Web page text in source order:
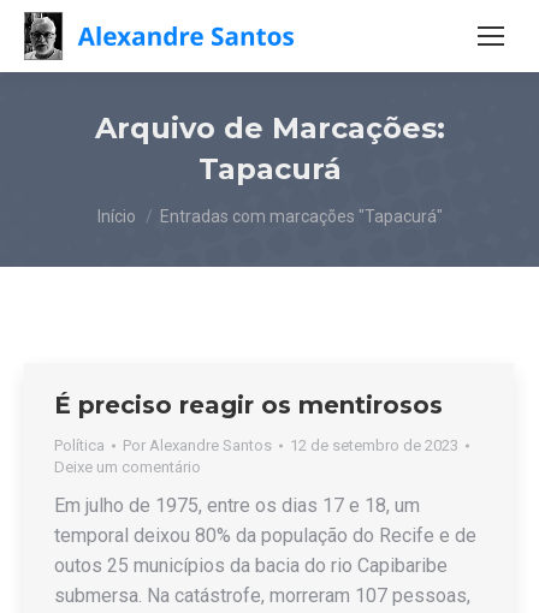
Arquivo de Marcações:
Tapacurá
Você está aqui:
Início Entradas com marcações "Tapacurá"
É preciso reagir os mentirosos
Política Por Alexandre Santos
12 de setembro de 2023
Deixe um comentário
Em julho de 1975, entre os dias 17 e 18, um
temporal deixou 80% da população do Recife e de
outos 25 municípios da bacia do rio Capibaribe
submersa. Na catástrofe, morreram 107 pessoas,